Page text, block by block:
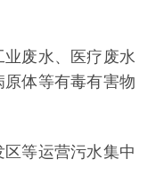
废水、医疗废水
体等有毒有害物
等运营污水集中